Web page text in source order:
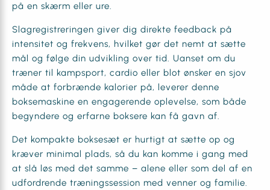
på en skærm eller ure.
Slagregistreringen giver dig direkte feedback på
intensitet og frekvens, hvilket gør det nemt at sætte
mål og følge din udvikling over tid. Uanset om du
træner til kampsport, cardio eller blot ønsker en sjov
måde at forbrænde kalorier på, leverer denne
boksemaskine en engagerende oplevelse, som både
begyndere og erfarne boksere kan få gavn af.
Det kompakte boksesæt er hurtigt at sætte op og
kræver minimal plads, så du kan komme i gang med
at slå løs med det samme – alene eller som del af en
udfordrende træningssession med venner og familie.